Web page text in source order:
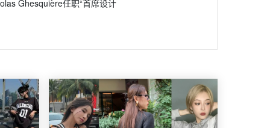
Ghesquière任职“首席设计